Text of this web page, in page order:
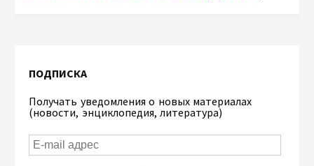
ПОДПИСКА
Получать уведомления о новых материалах
(новости, энциклопедия, литература)